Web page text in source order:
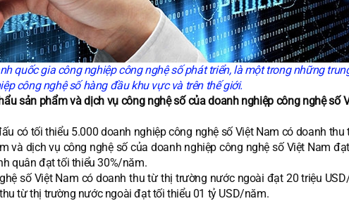
quốc gia công nghiệp công nghệ số phát triển, là một trong những
công nghệ số hàng đầu khu vực và trên thế giới.
sản phẩm và dịch vụ công nghệ số của doanh nghiệp công nghệ số
có tối thiểu 5.000 doanh nghiệp công nghệ số Việt Nam có doanh
và dịch vụ công nghệ số của doanh nghiệp công nghệ số Việt Nam
quân đạt tối thiểu 30%/năm.
số Việt Nam có doanh thu từ thị trường nước ngoài đạt 20 triệu
từ thị trường nước ngoài đạt tối thiểu 01 tỷ USD/năm.